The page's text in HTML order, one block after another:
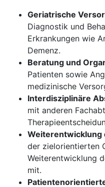
Geriatrische
Diagnostik und
Erkrankungen wie
Demenz.
Beratung und
Patienten sowie
medizinische
Interdisziplinäre
mit anderen
Weiterentwicklung
der zielorientierten
Weiterentwicklung
mit.